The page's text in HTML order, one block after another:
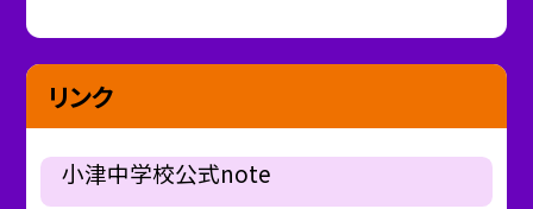
リンク
小津中学校公式note